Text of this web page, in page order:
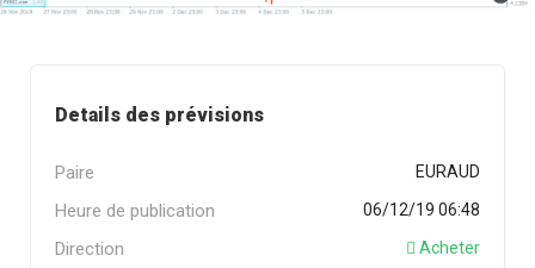
Details des prévisions
Paire EURAUD
Heure de publication 06/12/19 06:48
Direction Acheter